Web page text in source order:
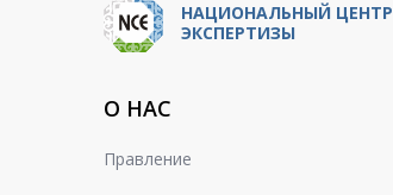
НАЦИОНАЛЬНЫЙ ЦЕНТР
ЭКСПЕРТИЗЫ
О НАС
Правление